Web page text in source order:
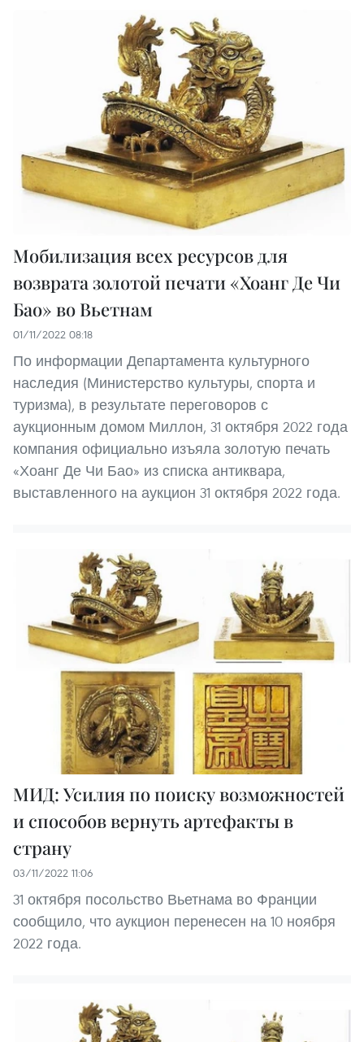
Мобилизация всех ресурсов для
возврата золотой печати «Хоанг Де Чи
Бао» во Вьетнам
01/11/2022 08:18
По информации Департамента культурного
наследия (Министерство культуры, спорта и
туризма), в результате переговоров с
аукционным домом Миллон, 31 октября 2022 года
компания официально изъяла золотую печать
«Хоанг Де Чи Бао» из списка антиквара,
выставленного на аукцион 31 октября 2022 года.
МИД: Усилия по поиску возможностей
и способов вернуть артефакты в
страну
03/11/2022 11:06
31 октября посольство Вьетнама во Франции
сообщило, что аукцион перенесен на 10 ноября
2022 года.